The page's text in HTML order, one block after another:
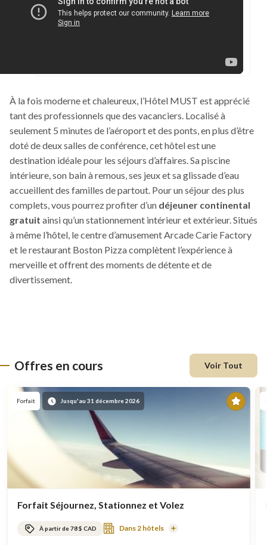
À la fois moderne et chaleureux, l’Hôtel MUST est apprécié
tant des professionnels que des vacanciers. Localisé à
seulement 5 minutes de l’aéroport et des ponts, en plus d’être
doté de deux salles de conférence, cet hôtel est une
destination idéale pour les séjours d’affaires. Sa piscine
intérieure, son bain à remous, ses jeux et sa glissade d’eau
accueillent des familles de partout. Pour un séjour des plus
complets, vous pourrez profiter d’un déjeuner continental
gratuit ainsi qu’un stationnement intérieur et extérieur. Situés
à même l’hôtel, le centre d’amusement Arcade Carie Factory
et le restaurant Boston Pizza complètent l’expérience à
merveille et offrent des moments de détente et de
divertissement.
Offres en cours Voir Tout
Forfait Jusqu'au 31 décembre 2026
En
Forfait Séjournez, Stationnez et Volez
À partir de 78 $ CAD Dans 2 hôtels
En